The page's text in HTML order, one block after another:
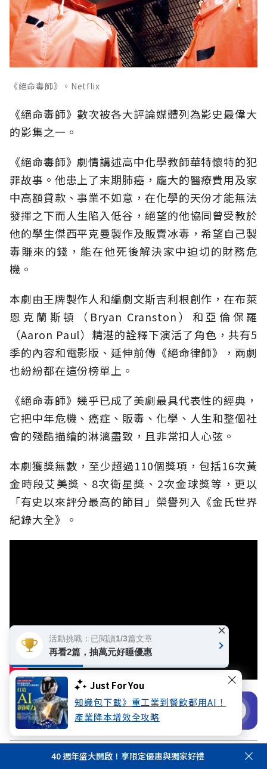
Just For You
知識包下載》重工業到餐飲都用AI！
產業降本增效全攻略
《絕命毒師》。Netflix
《絕命毒師》數次被各大評論媒體列為影史最偉大
的影集之一。
《絕命毒師》劇情講述高中化學教師華特懷特的犯
罪故事。他患上了末期肺癌，龐大的醫療費用及家
中高額貸款、事業不如意，在化學的天份才能無法
發揮之下而人生陷入低谷，絕望的他協同曾受教於
他的學生傑西平克曼製作及販賣冰毒，希望自己製
毒賺來的錢，能在他死後解決家中迫切的財務危
機。
本劇由王牌製作人和編劇文斯吉利根創作，在布萊
恩克蘭斯頓（Bryan Cranston）和亞倫保羅
（Aaron Paul）精湛的詮釋下演活了角色，共有5
季的內容和電影版、延伸前傳《絕命律師》，兩劇
也紛紛都在這份榜單上。
《絕命毒師》幾乎已成了美劇最具代表性的經典，
它把中年危機、癌症、販毒、化學、人生和整個社
會的殘酷描繪的淋漓盡致，且非常扣人心弦。
本劇獲獎無數，至少超過110個獎項，包括16次黃
金時段艾美獎、8次衛星獎、2次金球獎等，更以
「有史以來評分最高的節目」榮譽列入《金氏世界
紀錄大全》。
72%領先者已開啟【職場雷達】
立即開通！解鎖專屬服務 立即開啟
延伸閱讀40 週年盛大開啟！享限定優惠與獨家好禮
活動挑戰：已閱讀1/3篇文章
再看2篇，抽萬元好睡優惠
×